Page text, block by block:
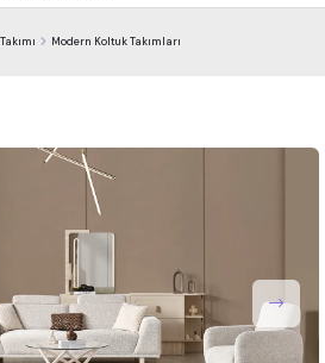
Modern Koltuk Takımları